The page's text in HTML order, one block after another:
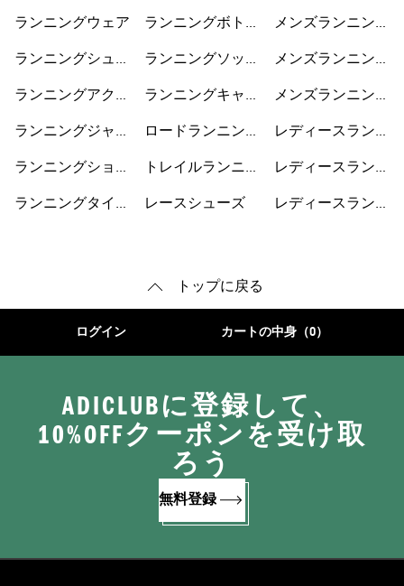
ランニングウェア
ランニングシュー
ランニングアクセ
ランニングジャケ
ランニングショー
ランニングタイ
ランニングボトム
ランニングソック
ランニングキャッ
ロードランニング
トレイルランニン
レースシューズ
メンズランニング
メンズランニング
メンズランニング
レディースランニ
レディースランニ
ツ
レディースランニ
トップに戻る
ログイン カートの中身（0）
ADICLUBに登録して、
10%OFFクーポンを受け取
ろう
無料登録